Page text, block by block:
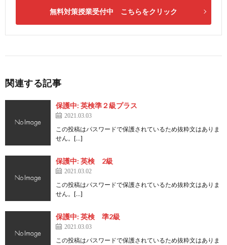
無料対策授業受付中 こちらをクリック
関連する記事
保護中: 英検準２級プラス
2021.03.03
この投稿はパスワードで保護されているため抜粋文はありま
せん。[…]
保護中: 英検 2級
2021.03.02
この投稿はパスワードで保護されているため抜粋文はありま
せん。[…]
保護中: 英検 準2級
2021.03.03
この投稿はパスワードで保護されているため抜粋文はありま